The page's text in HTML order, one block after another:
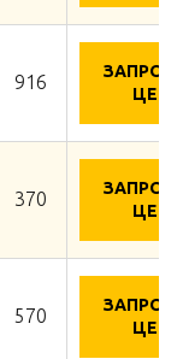
916
ЦЕНУ
370
ЦЕНУ
570
ЦЕНУ